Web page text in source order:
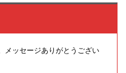
メッセージありがとうござい